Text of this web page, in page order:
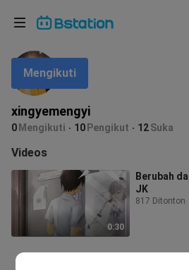
xingyemengyi
0 Mengikuti 10 Pengikut 12Suka
Mengikuti
Videos
0:30
Berubah
JK
817 Ditonton
Bahasa: Bahasa Indonesia
Pilih bahasa
English
ภาษาไทย
Tiếng Việt
Bahasa Melayu